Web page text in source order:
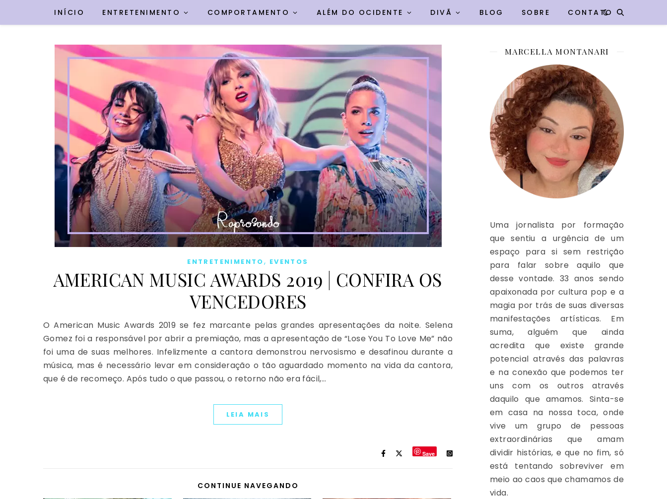
INÍCIO ENTRETENIMENTO COMPORTAMENTO ALÉM DO OCIDENTE DIVÃ BLOG SOBRE CONTATO
ENTRETENIMENTO, EVENTOS
AMERICAN MUSIC AWARDS 2019 | CONFIRA OS
VENCEDORES
O American Music Awards 2019 se fez marcante pelas grandes apresentações da noite. Selena
Gomez foi a responsável por abrir a premiação, mas a apresentação de “Lose You To Love Me” não
foi uma de suas melhores. Infelizmente a cantora demonstrou nervosismo e desafinou durante a
música, mas é necessário levar em consideração o tão aguardado momento na vida da cantora,
que é de recomeço. Após tudo o que passou, o retorno não era fácil,…
LEIA MAIS
Save
CONTINUE NAVEGANDO
MARCELLA MONTANARI
Uma jornalista por formação
que sentiu a urgência de um
espaço para si sem restrição
para falar sobre aquilo que
desse vontade. 33 anos sendo
apaixonada por cultura pop e a
magia por trás de suas diversas
manifestações artísticas. Em
suma, alguém que ainda
acredita que existe grande
potencial através das palavras
e na conexão que podemos ter
uns com os outros através
daquilo que amamos. Sinta-se
em casa na nossa toca, onde
vive um grupo de pessoas
extraordinárias que amam
dividir histórias, e que no fim, só
está tentando sobreviver em
meio ao caos que chamamos de
vida.